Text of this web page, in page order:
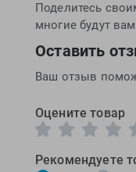
Поделитесь
многие будут
Оставить
Ваш отзыв
Оцените товар
Рекомендуете